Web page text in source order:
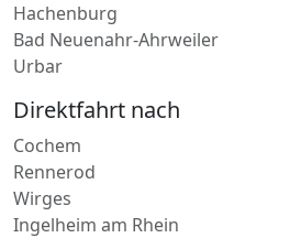
Direktfahrt nach
Cochem
Wirges
Ingelheim am Rhein
Stromberg Hunsrück
Wörrstadt
Boppard